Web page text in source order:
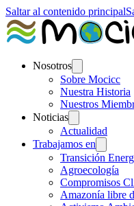
Saltar al contenido principal
Nosotros
Sobre Mocicc
Nuestra Historia
Nuestros
Noticias
Actualidad
Trabajamos en
Transición
Agroecología
Compromisos
Amazonía libre